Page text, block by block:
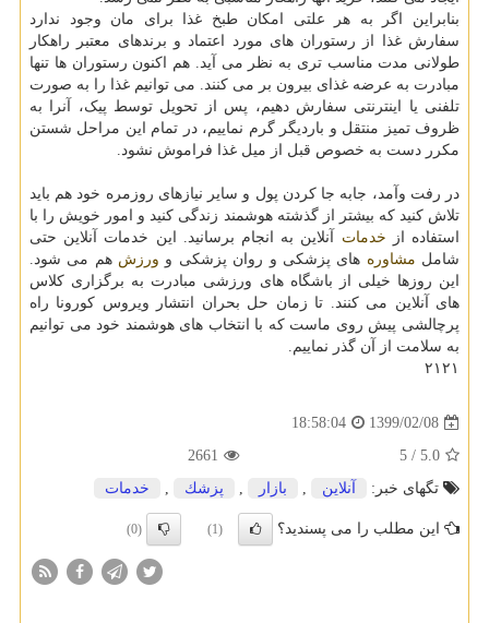
بنابراین اگر به هر علتی امکان طبخ غذا برای مان وجود ندارد
سفارش غذا از رستوران های مورد اعتماد و برندهای معتبر راهکار
طولانی مدت مناسب تری به نظر می آید. هم اکنون رستوران ها تنها
مبادرت به عرضه غذای بیرون بر می کنند. می توانیم غذا را به صورت
تلفنی یا اینترنتی سفارش دهیم، پس از تحویل توسط پیک، آنرا به
ظروف تمیز منتقل و باردیگر گرم نماییم، در تمام این مراحل شستن
مکرر دست به خصوص قبل از میل غذا فراموش نشود.
در رفت وآمد، جابه جا کردن پول و سایر نیازهای روزمره خود هم باید
تلاش کنید که بیشتر از گذشته هوشمند زندگی کنید و امور خویش را با
استفاده از خدمات آنلاین به انجام برسانید. این خدمات آنلاین حتی
شامل مشاوره های پزشکی و روان پزشکی و ورزش هم می شود.
این روزها خیلی از باشگاه های ورزشی مبادرت به برگزاری کلاس
های آنلاین می کنند. تا زمان حل بحران انتشار ویروس کورونا راه
پرچالشی پیش روی ماست که با انتخاب های هوشمند خود می توانیم
به سلامت از آن گذر نماییم.
۲۱۲۱
1399/02/08
18:58:04
5.0
/ 5
2661
تگهای خبر:
آنلاین , بازار , پزشك , خدمات
این مطلب را می پسندید؟ (1)
(0)